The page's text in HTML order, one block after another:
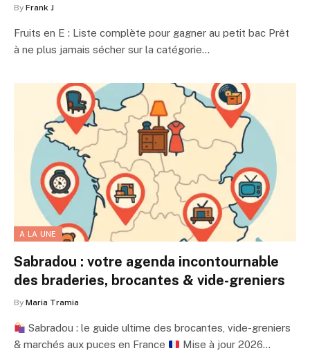
By Frank J
Fruits en E : Liste complète pour gagner au petit bac Prêt
à ne plus jamais sécher sur la catégorie…
A LA UNE
Sabradou : votre agenda incontournable
des braderies, brocantes & vide-greniers
By Maria Tramia
Sabradou : le guide ultime des brocantes, vide-greniers
& marchés aux puces en France
Mise à jour 2026…